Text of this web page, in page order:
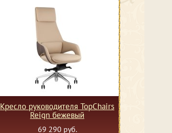
Кресло руководителя TopChairs
Reign бежевый
69 290 руб.